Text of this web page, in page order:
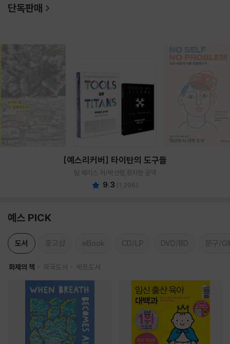
단독판매
[예스리커버] 타이탄의 도구들
팀 페리스 저/박선령,정지현 공역
9.3 (1,396)
예스 PICK
도서 중고샵 eBook CD/LP DVD/BD 문구/
화제의 책 외국도서 세트도서